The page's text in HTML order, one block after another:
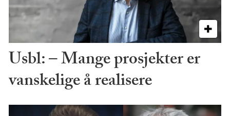
Usbl: – Mange prosjekter er
vanskelige å realisere